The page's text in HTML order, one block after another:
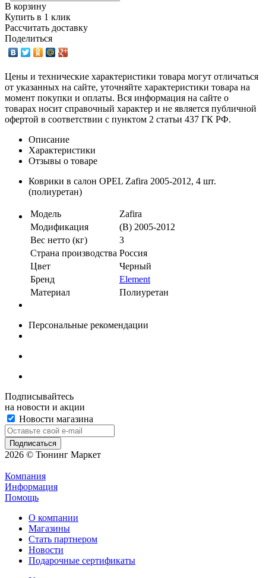
В корзину
Купить в 1 клик
Рассчитать доставку
Поделиться
Цены и технические характеристики товара могут отличаться
от указанных на сайте, уточняйте характеристики товара на
момент покупки и оплаты. Вся информация на сайте о
товарах носит справочный характер и не является публичной
офертой в соответствии с пунктом 2 статьи 437 ГК РФ.
Описание
Характеристики
Отзывы о товаре
Коврики в салон OPEL Zafira 2005-2012, 4 шт.
(полиуретан)
Модель
Zafira
Модификация
(B) 2005-2012
Вес нетто (кг)
3
Страна производства Россия
Цвет
Черный
Бренд
Element
Материал
Полиуретан
Персональные рекомендации
Подписывайтесь
на новости и акции
Новости магазина
2026 © Тюнинг Маркет
Компания
Информация
Помощь
О компании
Магазины
Стать партнером
Новости
Подарочные сертификаты